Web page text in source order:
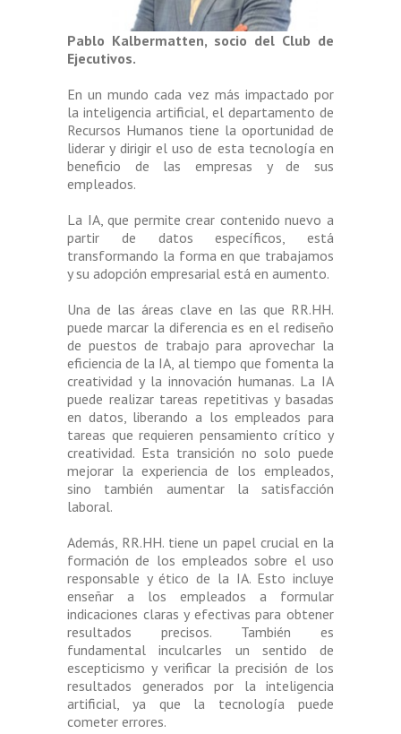
Pablo Kalbermatten, socio del Club de
Ejecutivos.
En un mundo cada vez más impactado por
la inteligencia artificial, el departamento de
Recursos Humanos tiene la oportunidad de
liderar y dirigir el uso de esta tecnología en
beneficio de las empresas y de sus
empleados.
La IA, que permite crear contenido nuevo a
partir de datos específicos, está
transformando la forma en que trabajamos
y su adopción empresarial está en aumento.
Una de las áreas clave en las que RR.HH.
puede marcar la diferencia es en el rediseño
de puestos de trabajo para aprovechar la
eficiencia de la IA, al tiempo que fomenta la
creatividad y la innovación humanas. La IA
puede realizar tareas repetitivas y basadas
en datos, liberando a los empleados para
tareas que requieren pensamiento crítico y
creatividad. Esta transición no solo puede
mejorar la experiencia de los empleados,
sino también aumentar la satisfacción
laboral.
Además, RR.HH. tiene un papel crucial en la
formación de los empleados sobre el uso
responsable y ético de la IA. Esto incluye
enseñar a los empleados a formular
indicaciones claras y efectivas para obtener
resultados precisos. También es
fundamental inculcarles un sentido de
escepticismo y verificar la precisión de los
resultados generados por la inteligencia
artificial, ya que la tecnología puede
cometer errores.